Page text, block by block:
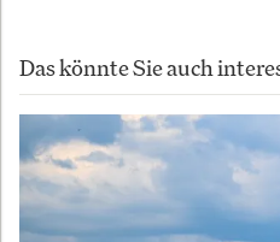
Das könnte Sie auch